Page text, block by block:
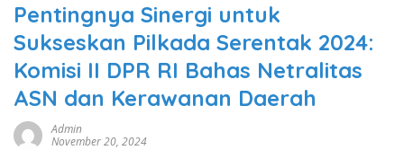
Pentingnya Sinergi untuk
Sukseskan Pilkada Serentak 2024:
Komisi II DPR RI Bahas Netralitas
ASN dan Kerawanan Daerah
Admin
November 20, 2024